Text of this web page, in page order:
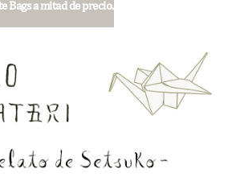
Bags a mitad de precio.